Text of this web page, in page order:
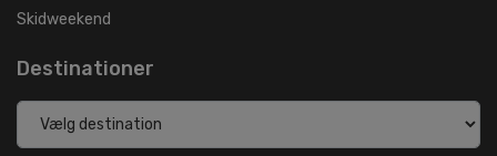
Skidweekend
Destinationer